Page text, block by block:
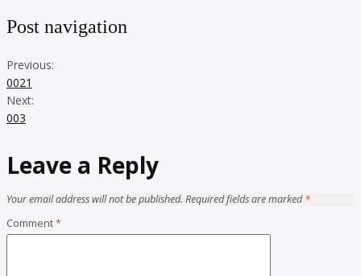
Post navigation
Previous:
0021
Next:
003
Leave a Reply
Your email address will not be published. Required fields are marked*
Comment*